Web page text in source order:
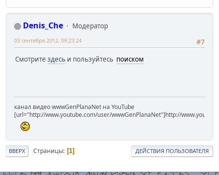
Denis_Che
Модератор
#7
03 сентября 2012, 09:23:24
Смотрите здесь и пользуйтесь поиском
канал видео wwwGenPlanaNet на YouTube
[url="http://www.youtube.com/user/wwwGenPlanaNet"]http://
ВВЕРХ Страницы 1 ДЕЙСТВИЯ ПОЛЬЗОВАТЕЛЯ